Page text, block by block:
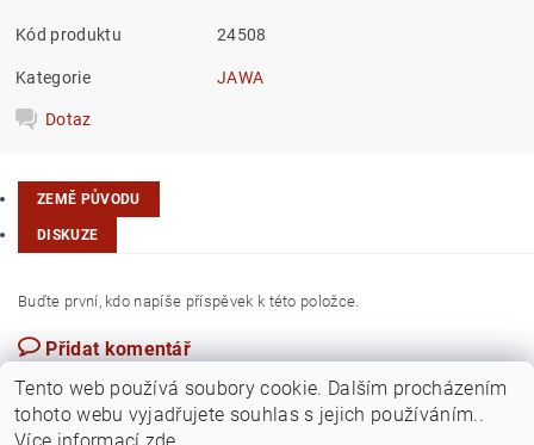
Kód produktu 24508
Kategorie JAWA
Dotaz
ZEMĚ PŮVODU
DISKUZE
Buďte první, kdo napíše příspěvek k této položce.
Přidat komentář
Tento web používá soubory cookie. Dalším procházením
tohoto webu vyjadřujete souhlas s jejich používáním..